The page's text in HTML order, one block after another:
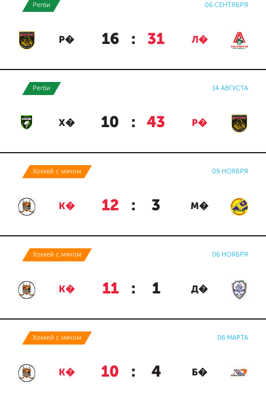
Регби 06 СЕНТЯБРЯ
Р� 16 : 31 Л�
Регби 14 АВГУСТА
Х� 10 : 43 Р�
Хоккей с мячом 09 НОЯБРЯ
К� 12 : 3 М�
Хоккей с мячом 06 НОЯБРЯ
К� 11 : 1 Д�
Хоккей с мячом 06 МАРТА
К� 10 : 4 Б�